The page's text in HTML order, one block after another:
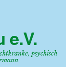
e.V.
psychisch